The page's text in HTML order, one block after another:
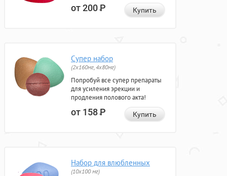
от 200Р Купить
Супер набор
(2х160мг, 4х80мг)
Попробуй все супер препараты
для усиления эрекции и
продления полового акта!
от 158Р Купить
Набор для влюбленных
(10х100 мг)